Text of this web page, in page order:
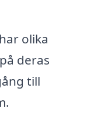
olika
deras
till